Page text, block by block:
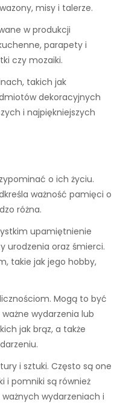
misy i talerze.
w produkcji
parapety i
czy mozaiki.
takich jak
dekoracyjnych
i najpiękniejszych
o ich życiu.
ważność pamięci o
różna.
upamiętnienie
urodzenia oraz śmierci.
takie jak jego hobby,
Mogą to być
wydarzenia lub
jak brąz, a także
i sztuki. Często są one
i pomniki są również
wydarzeniach i